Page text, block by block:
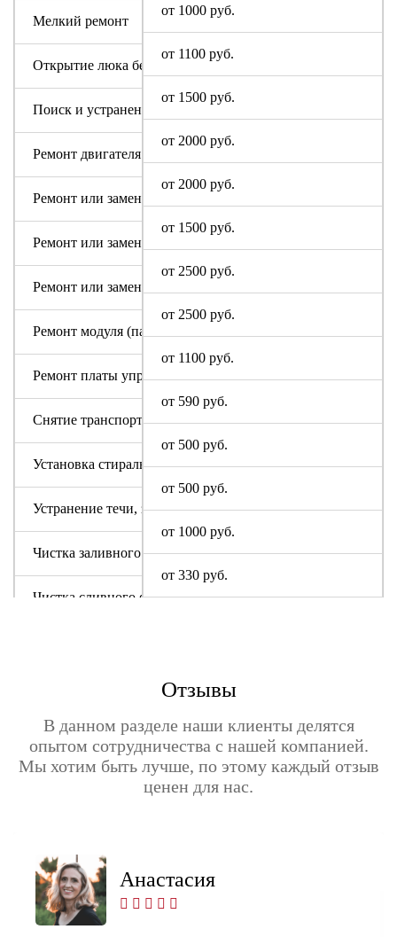
от 1000 руб.
от 1100 руб.
от 1500 руб.
от 2000 руб.
от 2000 руб.
от 1500 руб.
от 2500 руб.
от 2500 руб.
от 1100 руб.
от 590 руб.
от 500 руб.
от 500 руб.
от 1000 руб.
от 330 руб.
Мелкий ремонт
Открытие люка без ремонта
Поиск и устранение засора в сливном тракте
Ремонт двигателя машинки
Ремонт или замена аквастопа
Ремонт или замена мотора
Ремонт или замена патрубка
Ремонт модуля (пайка, замена радиодеталей)
Ремонт платы управления или индикации
Снятие транспортировочных болтов
Установка стиральной машины
Устранение течи, засора
Чистка заливного фильтра
Чистка сливного фильтра
Отзывы
В данном разделе наши клиенты делятся
опытом сотрудничества с нашей компанией.
Мы хотим быть лучше, по этому каждый отзыв
ценен для нас.
Анастасия